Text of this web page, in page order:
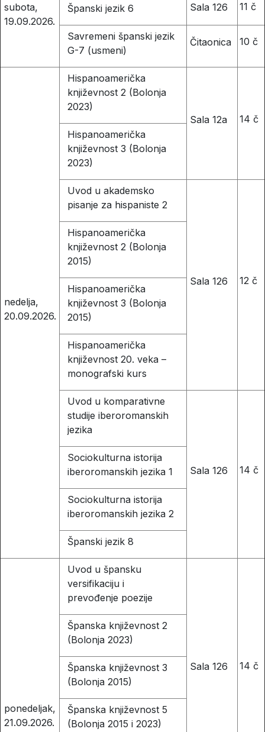
subota,
19.09.2026.
Španski jezik 6 Sala 126 11 č
Savremeni španski jezik
G-7 (usmeni)
Čitaonica 10 č
nedelja,
20.09.2026.
Hispanoamerička
književnost 2 (Bolonja
2023)
Sala 12a
14 č
Hispanoamerička
književnost 3 (Bolonja
2023)
Uvod u akademsko
pisanje za hispaniste 2
Sala 126 12 č
Hispanoamerička
književnost 2 (Bolonja
2015)
Hispanoamerička
književnost 3 (Bolonja
2015)
Hispanoamerička
književnost 20. veka –
monografski kurs
Uvod u komparativne
studije iberoromanskih
jezika
Sala 126 14 č
Sociokulturna istorija
iberoromanskih jezika 1
Sociokulturna istorija
iberoromanskih jezika 2
Španski jezik 8
ponedeljak,
21.09.2026.
Uvod u špansku
versifikaciju i
prevođenje poezije
Sala 126 14 č
Španska književnost 2
(Bolonja 2023)
Španska književnost 3
(Bolonja 2015)
Španska književnost 5
(Bolonja 2015 i 2023)